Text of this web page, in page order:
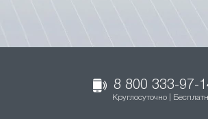
8 800 333-97-
Круглосуточно |